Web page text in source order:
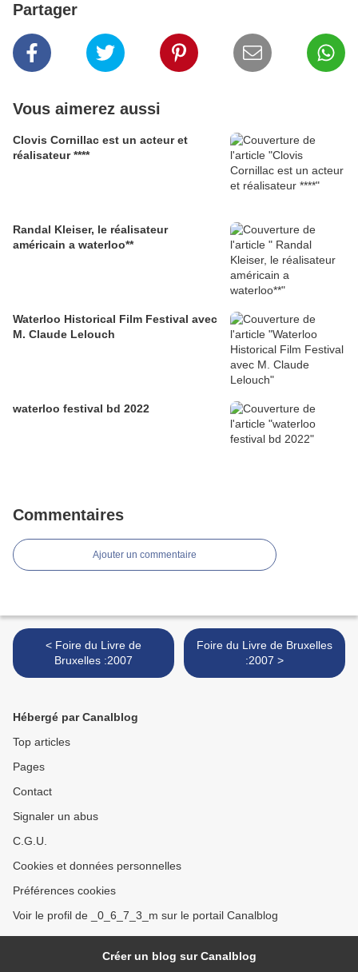
Partager
Vous aimerez aussi
Clovis Cornillac est un acteur et
réalisateur ****
Randal Kleiser, le réalisateur
américain a waterloo**
Waterloo Historical Film Festival avec
M. Claude Lelouch
waterloo festival bd 2022
Commentaires
Ajouter un commentaire
< Foire du Livre de
Bruxelles :2007
Foire du Livre de Bruxelles
:2007 >
Hébergé par Canalblog
Top articles
Pages
Contact
Signaler un abus
C.G.U.
Cookies et données personnelles
Préférences cookies
Voir le profil de _0_6_7_3_m sur le portail Canalblog
Créer un blog sur Canalblog